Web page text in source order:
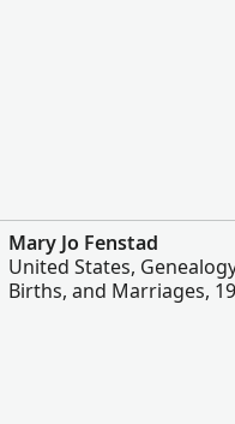
Mary Jo Fenstad
United States,
Births, and Marriages,